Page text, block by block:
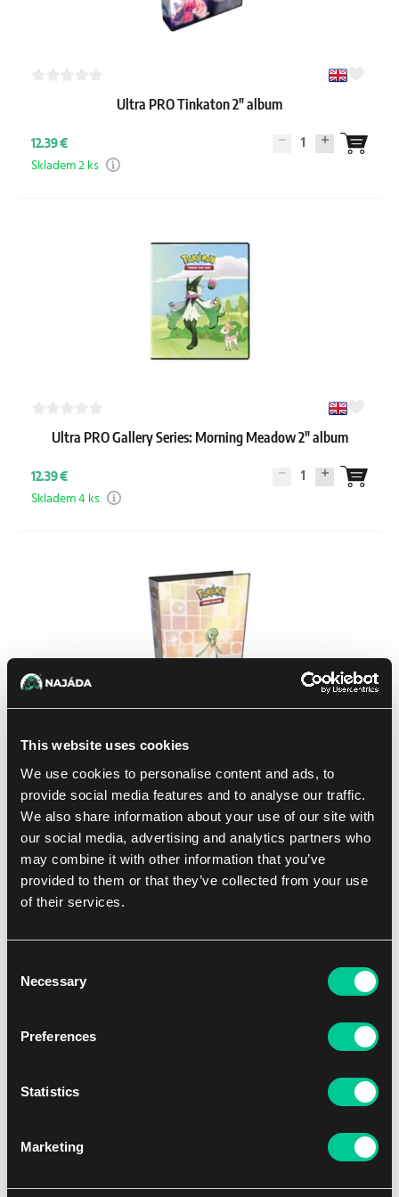
This website uses cookies
We use cookies to personalise content and ads, to
provide social media features and to analyse our traffic.
We also share information about your use of our site with
our social media, advertising and analytics partners who
may combine it with other information that you’ve
provided to them or that they’ve collected from your use
of their services.
Selection
Necessary
Preferences
Statistics
Marketing
Ultra PRO Tinkaton 2" album
12.39 € 1
Skladem 2 ks
Ultra PRO Gallery Series: Morning Meadow 2" album
12.39 € 1
Skladem 4 ks
Ultra PRO Gallery Series: Trick Room 2" album
12.39 €
Skladem 2 ks
Ultra PRO Gallery Series: Shimmering Skyline 2" album
12.39 €